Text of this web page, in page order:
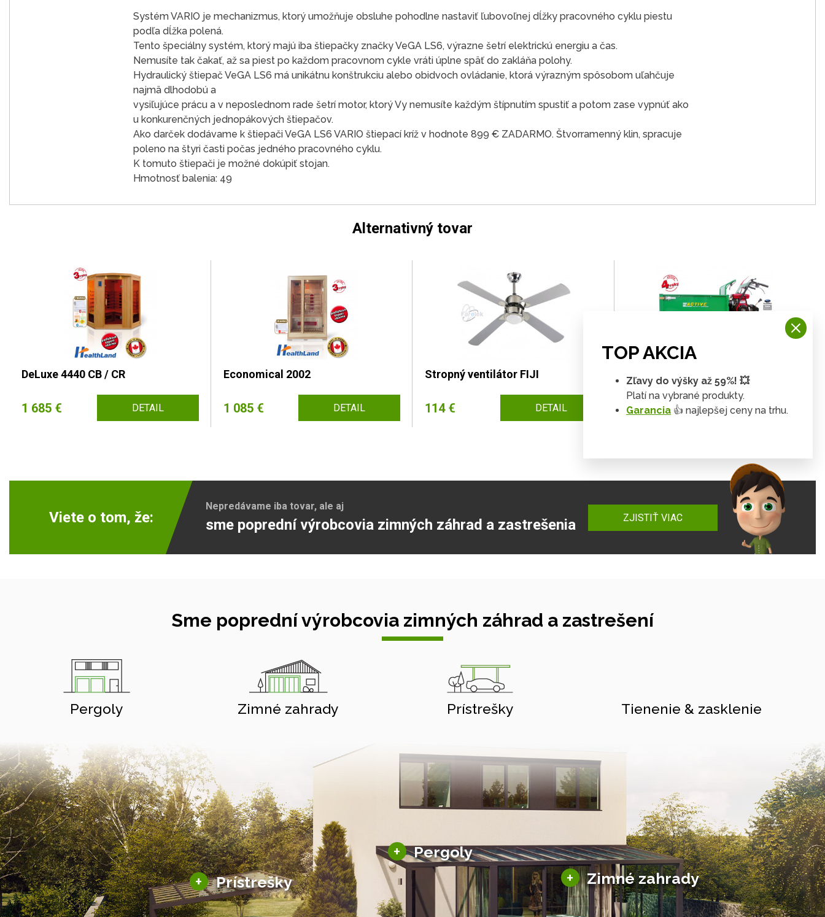
Systém VARIO je mechanizmus, ktorý umožňuje obsluhe pohodlne nastaviť ľubovoľnej dĺžky pracovného cyklu piestu
podľa dĺžka polená.
Tento špeciálny systém, ktorý majú iba štiepačky značky VeGA LS6, výrazne šetrí elektrickú energiu a čas.
Nemusíte tak čakať, až sa piest po každom pracovnom cykle vráti úplne späť do zakláňa polohy.
Hydraulický štiepač VeGA LS6 má unikátnu konštrukciu alebo obidvoch ovládanie, ktorá výrazným spôsobom uľahčuje
najmä dlhodobú a
vysiľujúce prácu a v neposlednom rade šetrí motor, ktorý Vy nemusíte každým štípnutím spustiť a potom zase vypnúť ako
u konkurenčných jednopákových štiepačov.
Ako darček dodávame k štiepači VeGA LS6 VARIO štiepací kríž v hodnote 899 € ZADARMO. Štvorramenný klin, spracuje
poleno na štyri časti počas jedného pracovného cyklu.
K tomuto štiepači je možné dokúpiť stojan.
Hmotnosť balenia: 49
Alternativný tovar
DeLuxe 4440 CB / CR
1 685 € DETAIL
Economical 2002
1 085 € DETAIL
Stropný ventilátor FIJI
114 € DETAIL
Pásový prepravník ACTIVE 1600
EXT
Viete o tom, že:
Nepredávame iba tovar, ale aj
sme poprední výrobcovia zimných záhrad a zastrešenia ZJISTIŤ VIAC
Sme poprední výrobcovia zimných záhrad a zastrešení
Pergoly Zimné zahrady Prístrešky Tienenie & zasklenie
+ Pergoly
Hliníkové pergoly
Bioklimatické pergoly
Altány a zastrešenie
Solárne pergoly
+ Zimné zahrady
Sezónne zimné záhrady
Hliníkové zimné záhrady
Posuvné zimné záhrady
+ Prístrešky
Hliníkové prístrešky
Solárne prístrešky pre auto
TOP AKCIA
Zľavy do výšky až 59%! 💥
Platí na vybrané produkty.
Garancia 👍 najlepšej ceny na trhu.